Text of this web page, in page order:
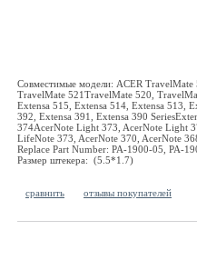
Совместимые модели: ACER
TravelMate 521TravelMate 520,
Extensa 515, Extensa 514, Extensa 513,
392, Extensa 391, Extensa 390
374AcerNote Light 373, AcerNote Light
LifeNote 373, AcerNote 370, AcerNote
Replace Part Number: PA-1900-05, PA-
Размер штекера: (5.5*1.7)
сравнить отзывы покупателей